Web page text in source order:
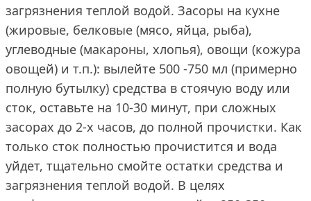
загрязнения теплой водой. Засоры на кухне
(жировые, белковые (мясо, яйца, рыба),
углеводные (макароны, хлопья), овощи (кожура
овощей) и т.п.): вылейте 500 -750 мл (примерно
полную бутылку) средства в стоячую воду или
сток, оставьте на 10-30 минут, при сложных
засорах до 2-х часов, до полной прочистки. Как
только сток полностью прочистится и вода
уйдет, тщательно смойте остатки средства и
загрязнения теплой водой. В целях